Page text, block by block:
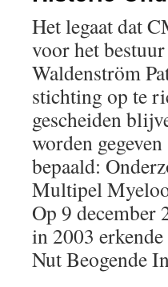
Het legaat dat
voor het
Waldenström
stichting op te
gescheiden
worden
bepaald:
Multipel
Op 9 december
in 2003
Nut Beogende